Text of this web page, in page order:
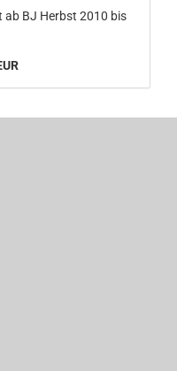
ab BJ Herbst 2010 bis